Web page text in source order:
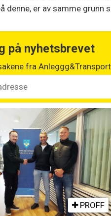
denne, er av samme grunn
på nyhetsbrevet
fra
PROFF